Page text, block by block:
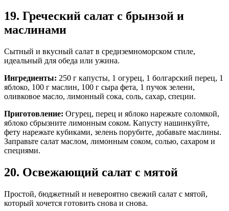
19. Греческий салат с брынзой и
маслинами
Сытный и вкусный салат в средиземноморском стиле,
идеальный для обеда или ужина.
Ингредиенты: 250 г капусты, 1 огурец, 1 болгарский перец, 1
яблоко, 100 г маслин, 100 г сыра фета, 1 пучок зелени,
оливковое масло, лимонный сока, соль, сахар, специи.
Приготовление: Огурец, перец и яблоко нарежьте соломкой,
яблоко сбрызните лимонным соком. Капусту нашинкуйте,
фету нарежьте кубиками, зелень порубите, добавьте маслины.
Заправьте салат маслом, лимонным соком, солью, сахаром и
специями.
20. Освежающий салат с мятой
Простой, бюджетный и невероятно свежий салат с мятой,
который хочется готовить снова и снова.